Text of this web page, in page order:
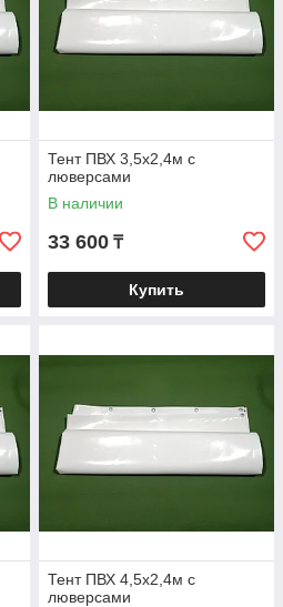
Тент ПВХ 3,5х2,4м с
люверсами
В наличии
33 600 ₸
Купить
Тент ПВХ 4,5х2,4м с
люверсами